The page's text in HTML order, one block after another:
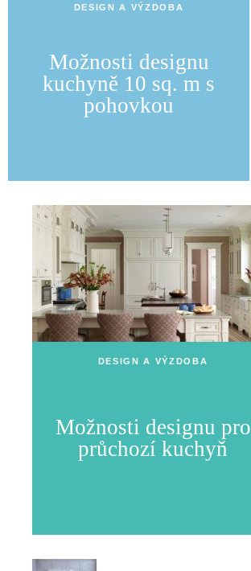
DESIGN A VÝZDOBA
Možnosti designu
kuchyně 10 sq. m s
pohovkou
DESIGN A VÝZDOBA
Možnosti designu pro
průchozí kuchyň